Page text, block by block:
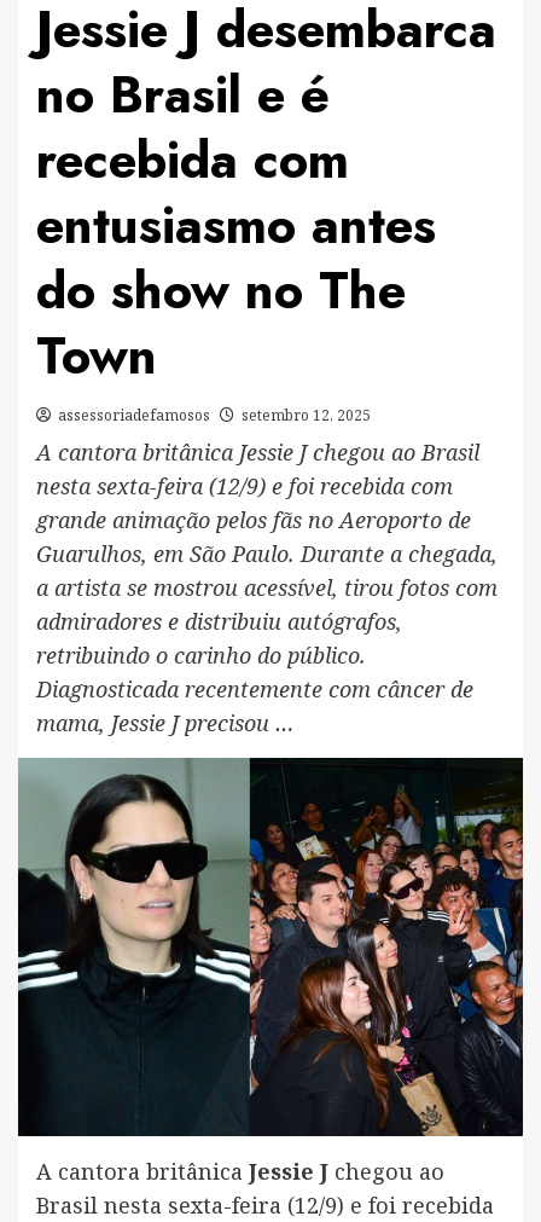
Jessie J desembarca
no Brasil e é
recebida com
entusiasmo antes
do show no The
Town
assessoriadefamosos setembro 12, 2025
A cantora britânica Jessie J chegou ao Brasil
nesta sexta-feira (12/9) e foi recebida com
grande animação pelos fãs no Aeroporto de
Guarulhos, em São Paulo. Durante a chegada,
a artista se mostrou acessível, tirou fotos com
admiradores e distribuiu autógrafos,
retribuindo o carinho do público.
Diagnosticada recentemente com câncer de
mama, Jessie J precisou …
A cantora britânica Jessie J chegou ao
Brasil nesta sexta-feira (12/9) e foi recebida